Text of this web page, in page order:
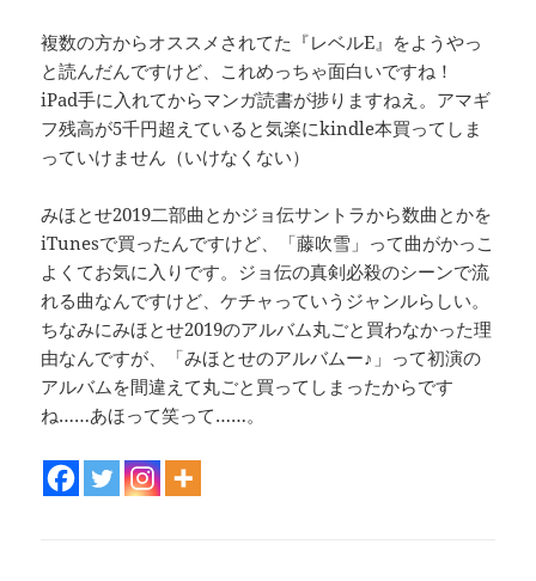
複数の方からオススメされてた『レベルE』をようやっ
と読んだんですけど、これめっちゃ面白いですね！
iPad手に入れてからマンガ読書が捗りますねえ。アマギ
フ残高が5千円超えていると気楽にkindle本買ってしま
っていけません（いけなくない）
みほとせ2019二部曲とかジョ伝サントラから数曲とかを
iTunesで買ったんですけど、「藤吹雪」って曲がかっこ
よくてお気に入りです。ジョ伝の真剣必殺のシーンで流
れる曲なんですけど、ケチャっていうジャンルらしい。
ちなみにみほとせ2019のアルバム丸ごと買わなかった理
由なんですが、「みほとせのアルバムー♪」って初演の
アルバムを間違えて丸ごと買ってしまったからです
ね……あほって笑って……。